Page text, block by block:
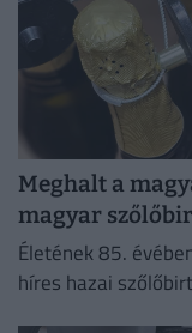
Meghalt a
magyar
Életének 85.
híres hazai